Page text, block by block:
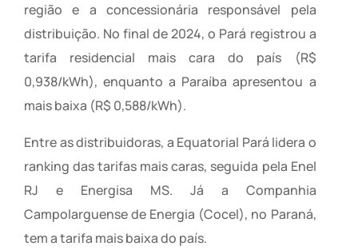
região e a concessionária responsável pela
distribuição. No final de 2024, o Pará registrou a
tarifa residencial mais cara do país (R$
0,938/kWh), enquanto a Paraíba apresentou a
mais baixa (R$ 0,588/kWh).
Entre as distribuidoras, a Equatorial Pará lidera o
ranking das tarifas mais caras, seguida pela Enel
RJ e Energisa MS. Já a Companhia
Campolarguense de Energia (Cocel), no Paraná,
tem a tarifa mais baixa do país.